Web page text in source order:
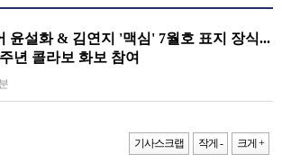
윤설화 & 김연지 '맥심' 7월호 표지 장식...
년 콜라보 화보 참여
기사스크랩 작게 - 크게 +